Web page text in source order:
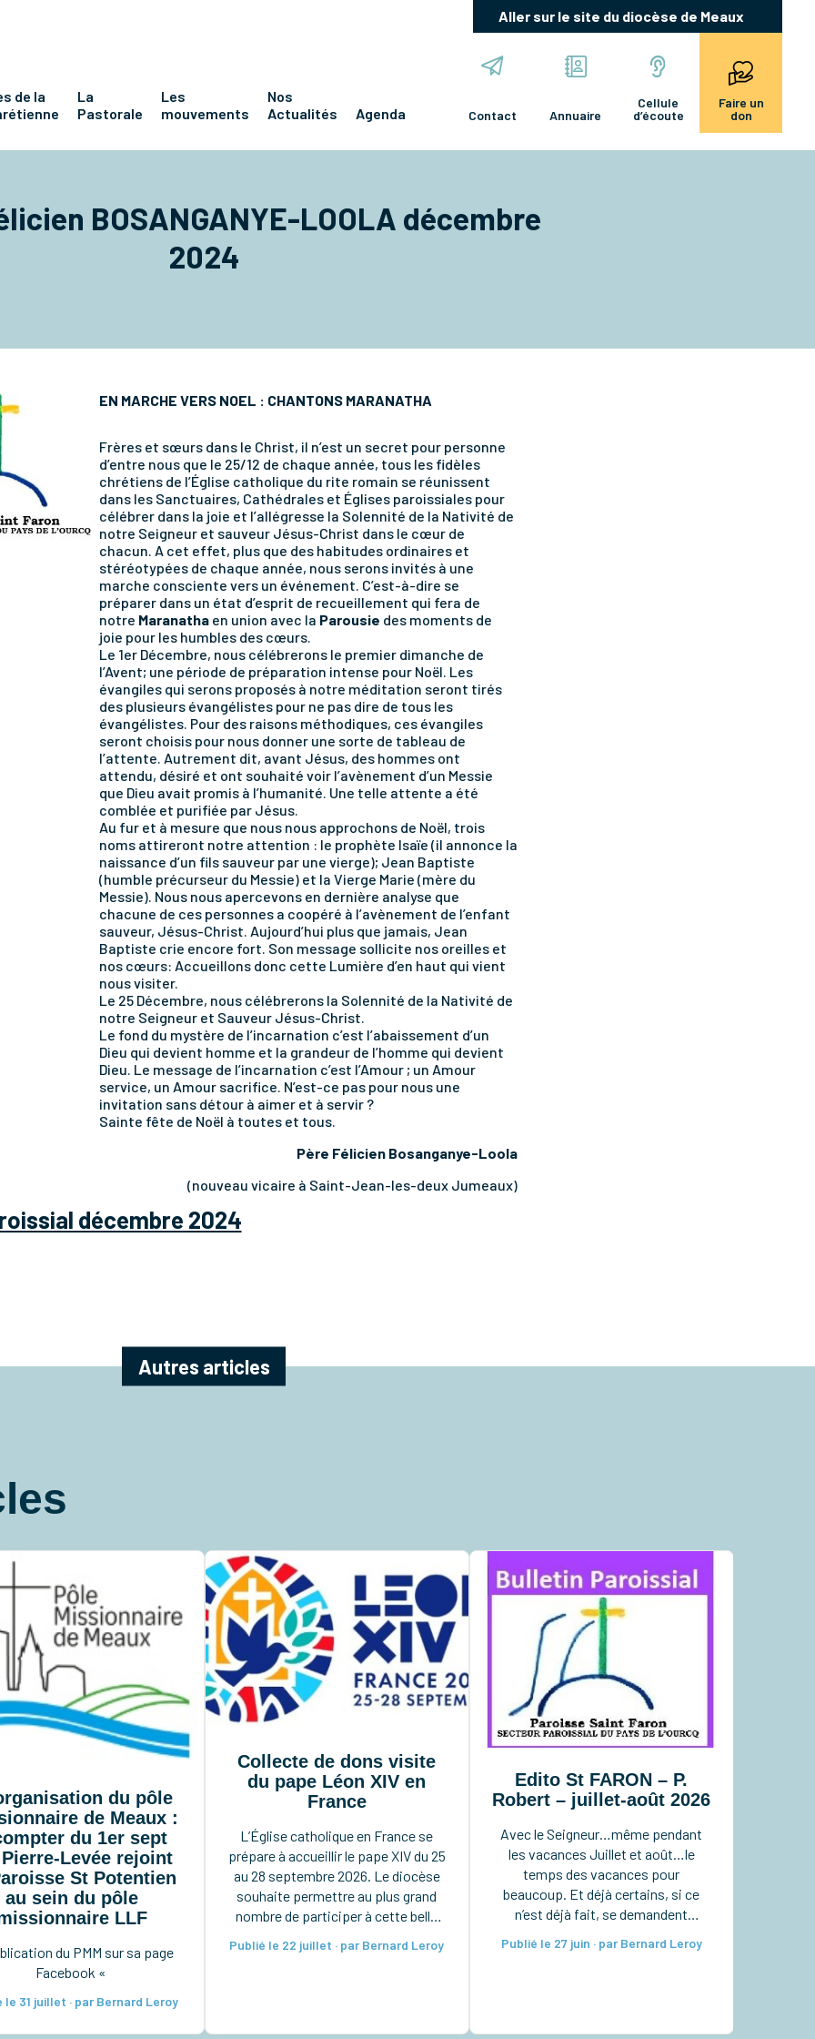
Aller sur le site du diocèse de Meaux
de la
La
Pastorale
Les
mouvements
Nos
Actualités
Agenda Contact Annuaire
Cellule
d’écoute
Faire un
don
BOSANGANYE-LOOLA décembre
2024
EN MARCHE VERS NOEL : CHANTONS MARANATHA
Frères et sœurs dans le Christ, il n’est un secret pour personne
d’entre nous que le 25/12 de chaque année, tous les fidèles
chrétiens de l’Église catholique du rite romain se réunissent
dans les Sanctuaires, Cathédrales et Églises paroissiales pour
célébrer dans la joie et l’allégresse la Solennité de la Nativité de
notre Seigneur et sauveur Jésus-Christ dans le cœur de
chacun. A cet effet, plus que des habitudes ordinaires et
stéréotypées de chaque année, nous serons invités à une
marche consciente vers un événement. C’est-à-dire se
préparer dans un état d’esprit de recueillement qui fera de
notre Maranatha en union avec la Parousie des moments de
joie pour les humbles des cœurs.
Le 1er Décembre, nous célébrerons le premier dimanche de
l’Avent; une période de préparation intense pour Noël. Les
évangiles qui serons proposés à notre méditation seront tirés
des plusieurs évangélistes pour ne pas dire de tous les
évangélistes. Pour des raisons méthodiques, ces évangiles
seront choisis pour nous donner une sorte de tableau de
l’attente. Autrement dit, avant Jésus, des hommes ont
attendu, désiré et ont souhaité voir l’avènement d’un Messie
que Dieu avait promis à l’humanité. Une telle attente a été
comblée et purifiée par Jésus.
Au fur et à mesure que nous nous approchons de Noël, trois
noms attireront notre attention : le prophète Isaïe (il annonce la
naissance d’un fils sauveur par une vierge); Jean Baptiste
(humble précurseur du Messie) et la Vierge Marie (mère du
Messie). Nous nous apercevons en dernière analyse que
chacune de ces personnes a coopéré à l’avènement de l’enfant
sauveur, Jésus-Christ. Aujourd’hui plus que jamais, Jean
Baptiste crie encore fort. Son message sollicite nos oreilles et
nos cœurs: Accueillons donc cette Lumière d’en haut qui vient
nous visiter.
Le 25 Décembre, nous célébrerons la Solennité de la Nativité de
notre Seigneur et Sauveur Jésus-Christ.
Le fond du mystère de l’incarnation c’est l’abaissement d’un
Dieu qui devient homme et la grandeur de l’homme qui devient
Dieu. Le message de l’incarnation c’est l’Amour ; un Amour
service, un Amour sacrifice. N’est-ce pas pour nous une
invitation sans détour à aimer et à servir ?
Sainte fête de Noël à toutes et tous.
Père Félicien Bosanganye-Loola
(nouveau vicaire à Saint-Jean-les-deux Jumeaux)
décembre 2024
Autres articles
du pôle
de Meaux :
du 1er sept
Levée rejoint
St Potentien
au sein du pôle
LLF
du PMM sur sa page
Facebook «
le 31 juillet · par Bernard Leroy
Collecte de dons visite
du pape Léon XIV en
France
L’Église catholique en France se
prépare à accueillir le pape XIV du 25
au 28 septembre 2026. Le diocèse
souhaite permettre au plus grand
nombre de participer à cette belle
mieux notre organisation
participer par une pré-inscription.
Publié le 22 juillet · par Bernard Leroy
Edito St FARON – P.
Robert – juillet-août 2026
Avec le Seigneur…même pendant
les vacances Juillet et août…le
temps des vacances pour
beaucoup. Et déjà certains, si ce
n’est déjà fait, se demandent
vivre. Pour nous, chrétiens, avons-
chercher à […]
Publié le 27 juin · par Bernard Leroy